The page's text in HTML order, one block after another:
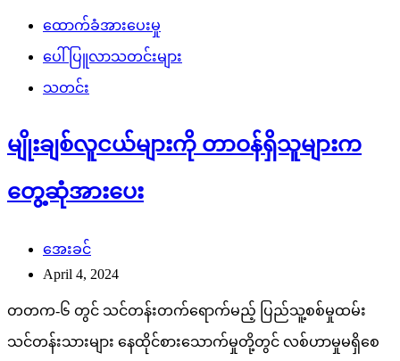
ထောက်ခံအားပေးမှု
ပေါ်ပြူလာသတင်းများ
သတင်း
မျိုးချစ်လူငယ်များကို တာဝန်ရှိသူများက
တွေ့ဆုံအားပေး
အေးခင်
April 4, 2024
တတက-၆ တွင် သင်တန်းတက်ရောက်မည့် ပြည်သူ့စစ်မှုထမ်း
သင်တန်းသားများ နေထိုင်စားသောက်မှုတို့တွင် လစ်ဟာမှုမရှိစေ